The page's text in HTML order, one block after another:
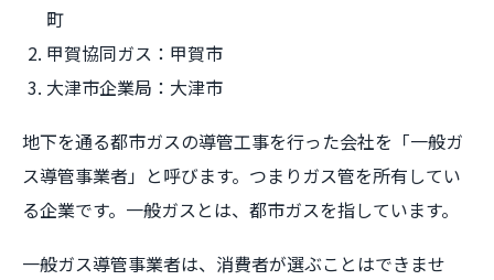
町
甲賀協同ガス：甲賀市
大津市企業局：大津市
地下を通る都市ガスの導管工事を行った会社を「一般ガ
ス導管事業者」と呼びます。つまりガス管を所有してい
る企業です。一般ガスとは、都市ガスを指しています。
一般ガス導管事業者は、消費者が選ぶことはできませ